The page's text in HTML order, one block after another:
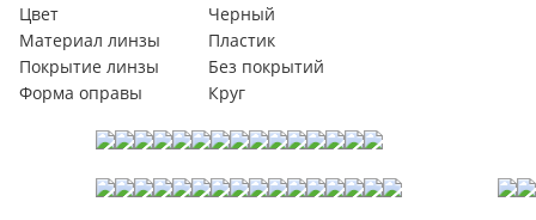
Цвет
Черный
Материал линзы
Пластик
Покрытие линзы
Без покрытий
Форма оправы
Круг